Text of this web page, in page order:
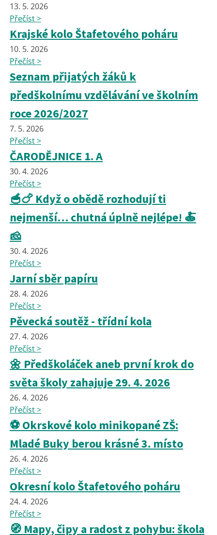
13. 5. 2026
Přečíst >
Krajské kolo Štafetového poháru
10. 5. 2026
Přečíst >
Seznam přijatých žáků k
předškolnímu vzdělávání ve školním
roce 2026/2027
7. 5. 2026
Přečíst >
ČARODĚJNICE 1. A
30. 4. 2026
Přečíst >
🥣🍗 Když o obědě rozhodují ti
nejmenší… chutná úplně nejlépe! 🍝
🧀
30. 4. 2026
Přečíst >
Jarní sběr papíru
28. 4. 2026
Přečíst >
Pěvecká soutěž - třídní kola
27. 4. 2026
Přečíst >
🌼 Předškoláček aneb první krok do
světa školy zahajuje 29. 4. 2026
26. 4. 2026
Přečíst >
⚽ Okrskové kolo minikopané ZŠ:
Mladé Buky berou krásné 3. místo
26. 4. 2026
Přečíst >
Okresní kolo Štafetového poháru
24. 4. 2026
Přečíst >
🧭 Mapy, čipy a radost z pohybu: škola